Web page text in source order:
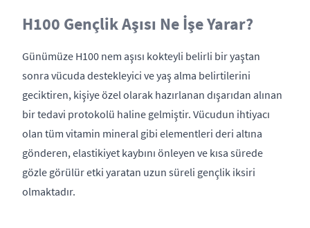
H100 Gençlik Aşısı Ne İşe Yarar?
Günümüze H100 nem aşısı kokteyli belirli bir yaştan
sonra vücuda destekleyici ve yaş alma belirtilerini
geciktiren, kişiye özel olarak hazırlanan dışarıdan alınan
bir tedavi protokolü haline gelmiştir. Vücudun ihtiyacı
olan tüm vitamin mineral gibi elementleri deri altına
gönderen, elastikiyet kaybını önleyen ve kısa sürede
gözle görülür etki yaratan uzun süreli gençlik iksiri
olmaktadır.